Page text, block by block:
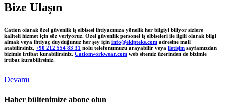
Bize Ulaşın
Cation olarak özel güvenlik iş elbisesi ihtiyacınıza yönelik her bilgiyi biliyor sizlere
kaliteli hizmet için söz veriyoruz. Özel güvenlik personel iş elbiseleri ile ilgili olarak bilgi
almak veya ihtiyaç duyduğunuz her şey için info@ekipteks.com adresine mail
atabilirsiniz, +90 212 554 83 31 nolu telefonumuzu arayabilir veya iletişim sayfamızdan
bizimle irtibat kurabilirsiniz. Cationworkwear.com web sitemiz üzerinden de bizimle
irtibat kurabilirsiniz.
Devamı
Haber bültenimize abone olun